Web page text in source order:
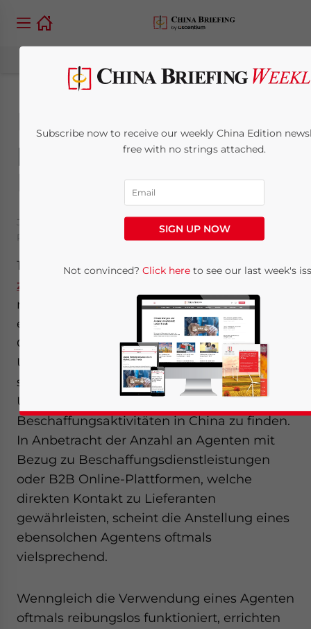
Die Wahl des
passenden
Beschaffungsmodelles
July 11, 2013
China Briefing
Reading Time:
minutes
11. Juli –Obschon jede derim letzten Artikel
zu Beschaffungsmodellen
rechtliche Struktur Grundstein einer
erfolgreichen Beschaffungsstrategie in
China sein kann, fällt es insbesondere
Unternehmen ohne China-Erfahrung
schwer den optimalen Lösungsansatz zur
Unterstützung ihrer
Beschaffungsaktivitäten in China zu finden.
In Anbetracht der Anzahl an Agenten mit
Bezug zu Beschaffungsdienstleistungen
oder B2B Online-Plattformen, welche
direkten Kontakt zu Lieferanten
gewährleisten, scheint die Anstellung eines
ebensolchen Agentens oftmals
vielsprechend.
Wenngleich die Verwendung eines Agenten
oftmals reibungslos funktioniert, errichten
Subscribe now to receive our weekly China Edition
free with no strings attached.
SIGN UP NOW
Not convinced?Click here to see our last week's